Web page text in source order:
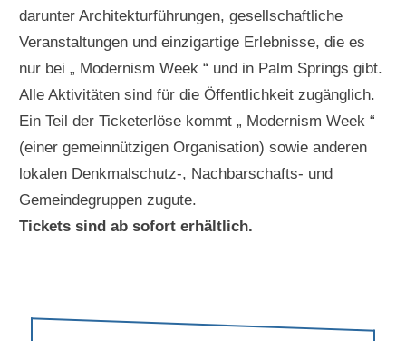
darunter Architekturführungen, gesellschaftliche
Veranstaltungen und einzigartige Erlebnisse, die es
nur bei „ Modernism Week “ und in Palm Springs gibt.
Alle Aktivitäten sind für die Öffentlichkeit zugänglich.
Ein Teil der Ticketerlöse kommt „ Modernism Week “
(einer gemeinnützigen Organisation) sowie anderen
lokalen Denkmalschutz-, Nachbarschafts- und
Gemeindegruppen zugute.
Tickets sind ab sofort erhältlich.